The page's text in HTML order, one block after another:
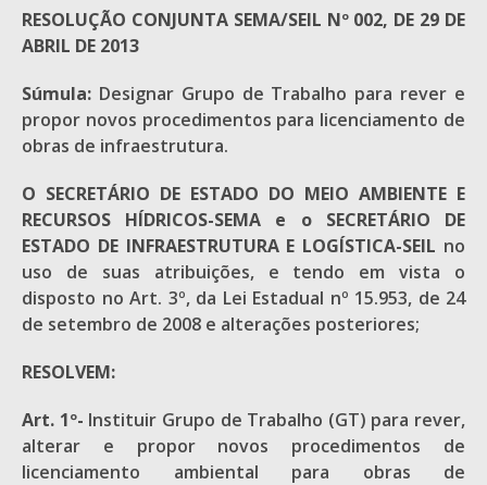
RESOLUÇÃO CONJUNTA SEMA/SEIL Nº 002, DE 29 DE
ABRIL DE 2013
Súmula: Designar Grupo de Trabalho para rever e
propor novos procedimentos para licenciamento de
obras de infraestrutura.
O SECRETÁRIO DE ESTADO DO MEIO AMBIENTE E
RECURSOS HÍDRICOS-SEMA e o SECRETÁRIO DE
ESTADO DE INFRAESTRUTURA E LOGÍSTICA-SEIL no
uso de suas atribuições, e tendo em vista o
disposto no Art. 3º, da Lei Estadual nº 15.953, de 24
de setembro de 2008 e alterações posteriores;
RESOLVEM:
Art. 1º- Instituir Grupo de Trabalho (GT) para rever,
alterar e propor novos procedimentos de
licenciamento ambiental para obras de